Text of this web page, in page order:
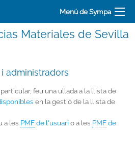
Menú de Sympa
Materiales de Sevilla
administradors
feu una ullada a la llista de
en la gestió de la llista de
a les PMFde l'usuari o a les PMFde